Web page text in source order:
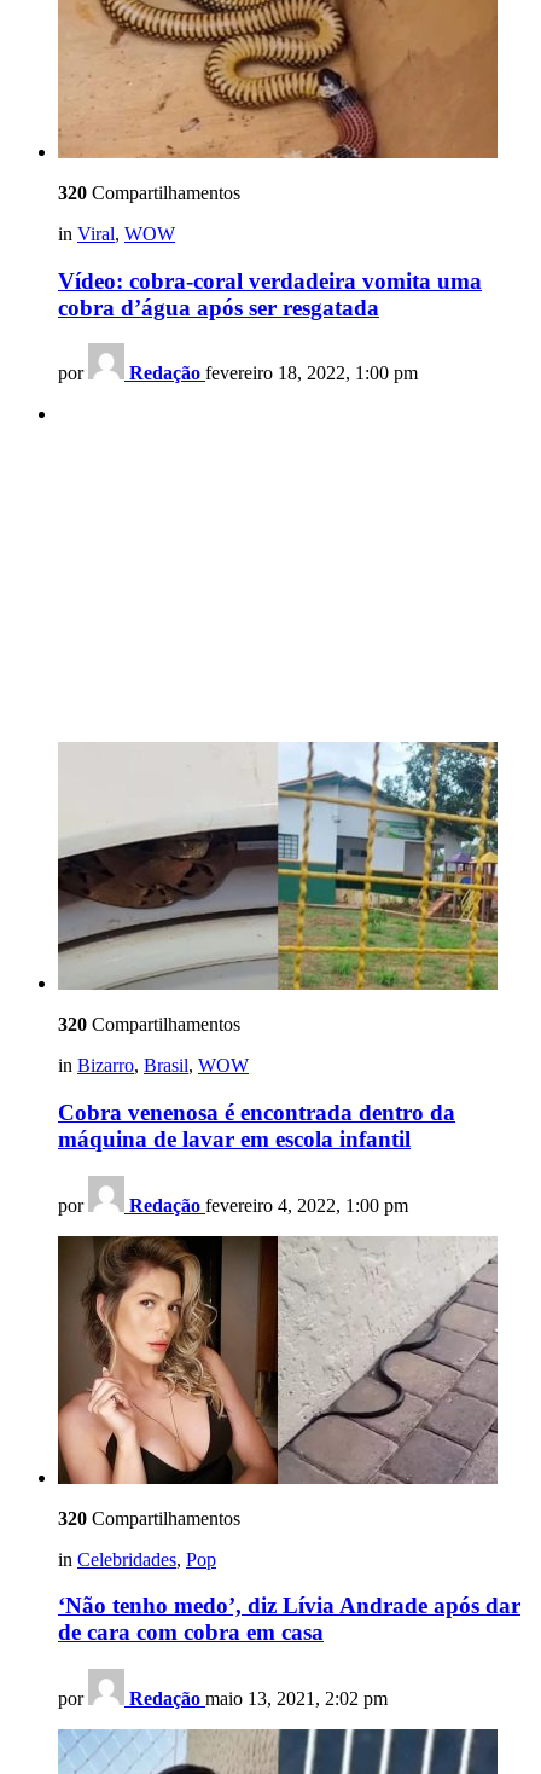
320 Compartilhamentos
in Viral, WOW
Vídeo: cobra-coral verdadeira vomita uma
cobra d’água após ser resgatada
por Redação fevereiro 18, 2022, 1:00 pm
320 Compartilhamentos
in Bizarro, Brasil, WOW
Cobra venenosa é encontrada dentro da
máquina de lavar em escola infantil
por Redação fevereiro 4, 2022, 1:00 pm
320 Compartilhamentos
in Celebridades, Pop
‘Não tenho medo’, diz Lívia Andrade após dar
de cara com cobra em casa
por Redação maio 13, 2021, 2:02 pm